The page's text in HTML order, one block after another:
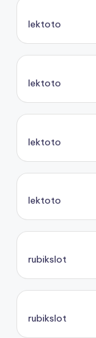
lektoto
lektoto
lektoto
lektoto
rubikslot
rubikslot